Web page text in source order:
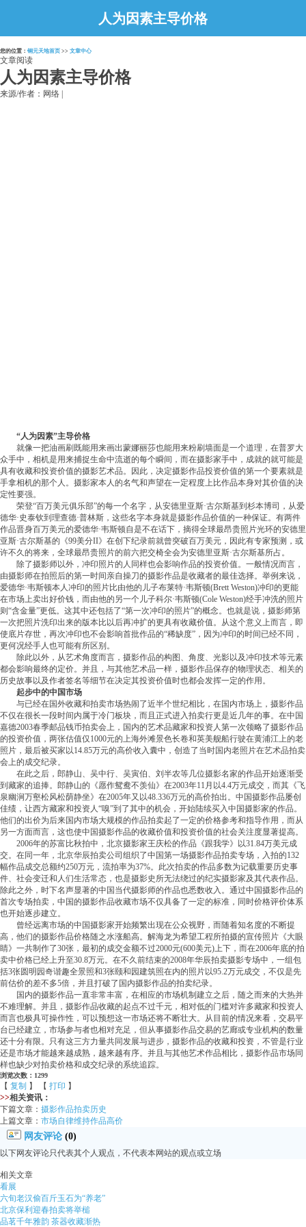
人为因素主导价格
您的位置： 铜元天地首页 >> 文章中心
文章阅读
人为因素主导价格
来源/作者：网络 |
“人为因素”主导价格
就像一把油画刷既能用来画出蒙娜丽莎也能用来粉刷墙面是一个道理，在普罗大
众手中，相机是用来捕捉生命中流逝的每个瞬间，而在摄影家手中，成就的就可能是
具有收藏和投资价值的摄影艺术品。因此，决定摄影作品投资价值的第一个要素就是
手拿相机的那个人。摄影家本人的名气和声望在一定程度上比作品本身对其价值的决
定性要强。
荣登“百万美元俱乐部”的每一个名字，从安德里亚斯·古尔斯基到杉本博司，从爱
德华·史泰钦到理查德·普林斯，这些名字本身就是摄影作品价值的一种保证。有两件
作品晋身百万美元的爱德华·韦斯顿自是不在话下，摘得全球最昂贵照片光环的安德里
亚斯·古尔斯基的《99美分II》在创下纪录前就曾突破百万美元，因此有专家预测，或
许不久的将来，全球最昂贵照片的前六把交椅全会为安德里亚斯·古尔斯基所占。
除了摄影师以外，冲印照片的人同样也会影响作品的投资价值。一般情况而言，
由摄影师在拍照后的第一时间亲自操刀的摄影作品是收藏者的最佳选择。举例来说，
爱德华·韦斯顿本人冲印的照片比由他的儿子布莱特·韦斯顿(Brett Weston)冲印的更能
在市场上卖出好价钱，而由他的另一个儿子科尔·韦斯顿(Cole Weston)经手冲洗的照片
则“含金量”更低。这其中还包括了“第一次冲印的照片”的概念。也就是说，摄影师第
一次把照片洗印出来的版本比以后再冲扩的更具有收藏价值。从这个意义上而言，即
使底片存世，再次冲印也不会影响首批作品的“稀缺度”，因为冲印的时间已经不同，
更何况经手人也可能有所区别。
除此以外，从艺术角度而言，摄影作品的构图、角度、光影以及冲印技术等元素
都会影响最终的定价。并且，与其他艺术品一样，摄影作品保存的物理状态、相关的
历史故事以及作者签名等细节在决定其投资价值时也都会发挥一定的作用。
起步中的中国市场
与已经在国外收藏和拍卖市场热闹了近半个世纪相比，在国内市场上，摄影作品
不仅在很长一段时间内属于冷门板块，而且正式进入拍卖行更是近几年的事。在中国
嘉德2003春季邮品钱币拍卖会上，国内的艺术品藏家和投资人第一次领略了摄影作品
的投资价值，两张估值仅1000元的上海外滩景色长卷和英美舰船行驶在黄浦江上的老
照片，最后被买家以14.85万元的高价收入囊中，创造了当时国内老照片在艺术品拍卖
会上的成交纪录。
在此之后，郎静山、吴中行、吴寅伯、刘半农等几位摄影名家的作品开始逐渐受
到藏家的追捧。郎静山的《愿作鸳鸯不羡仙》在2003年11月以4.4万元成交，而其《飞
泉幽涧万壑松风松荫静坐》在2005年又以48.336万元的高价拍出。中国摄影作品屡创
佳绩，让西方藏家和投资人“嗅”到了其中的机会，开始陆续买入中国摄影家的作品。
他们的出价为后来国内市场大规模的作品拍卖起了一定的价格参考和指导作用，而从
另一方面而言，这也使中国摄影作品的收藏价值和投资价值的社会关注度显著提高。
2006年的苏富比秋拍中，北京摄影家王庆松的作品《跟我学》以31.84万美元成
交。在同一年，北京华辰拍卖公司组织了中国第一场摄影作品拍卖专场，入拍的132
幅作品成交总额约250万元，流拍率为37%。此次拍卖的作品多数为记载重要历史事
件、社会变迁和人们生活常态，也是摄影史所无法绕过的纪实摄影家及其代表作品。
除此之外，时下名声显著的中国当代摄影师的作品也悉数收入。通过中国摄影作品的
首次专场拍卖，中国的摄影作品收藏市场不仅具备了一定的标准，同时价格评价体系
也开始逐步建立。
曾经远离市场的中国摄影家开始频繁出现在公众视野，而随着知名度的不断提
高，他们的摄影作品价格随之水涨船高。解海龙为希望工程所拍摄的宣传照片《大眼
睛》一共制作了30张，最初的成交金额不过2000元(600美元)上下，而在2006年底的拍
卖中价格已经上升至30.8万元。在不久前结束的2008年华辰拍卖摄影专场中，一组包
括3张圆明园奇谐趣全景照和3张颐和园建筑照在内的照片以95.2万元成交，不仅是先
前估价的差不多5倍，并且打破了国内摄影作品的拍卖纪录。
国内的摄影作品一直非常丰富，在相应的市场机制建立之后，随之而来的大热并
不难理解。并且，摄影作品收藏的起点不过千元，相对低的门槛对许多藏家和投资人
而言也极具可操作性，可以预想这一市场还将不断壮大。从目前的情况来看，交易平
台已经建立，市场参与者也相对充足，但从事摄影作品交易的艺廊或专业机构的数量
还十分有限。只有这三方力量共同发展与进步，摄影作品的收藏和投资，不管是行业
还是市场才能越来越成熟，越来越有序。并且与其他艺术作品相比，摄影作品市场同
样也缺少对拍卖价格和成交纪录的系统追踪。
浏览次数：1299
【 复制 】 【 打印 】
>>相关资讯：
下篇文章： 摄影作品拍卖历史
上篇文章： 市场自律维持作品高价
网友评论 (0)
以下网友评论只代表其个人观点，不代表本网站的观点或立场
相关文章
看展
六旬老汉偷百斤玉石为“养老”
北京保利迎春拍卖将举槌
品茗千年雅韵 茶器收藏渐热